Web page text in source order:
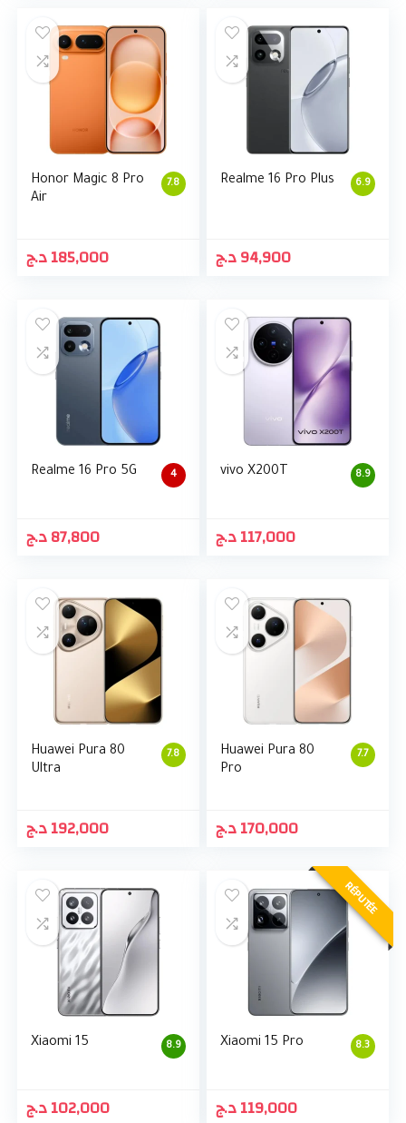
7.8
Honor Magic 8 Pro
Air
185,000د.ج
6.9
Realme 16 Pro Plus
94,900د.ج
4
Realme 16 Pro 5G
87,800د.ج
8.9
vivo X200T
117,000د.ج
7.8
Huawei Pura 80
Ultra
192,000د.ج
7.7
Huawei Pura 80
Pro
170,000د.ج
8.9
Xiaomi 15
102,000د.ج
RÉPUTÉE
8.3
Xiaomi 15 Pro
119,000د.ج